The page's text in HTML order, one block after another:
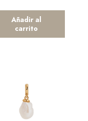
Añadir al
carrito